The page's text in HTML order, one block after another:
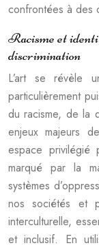
confrontées à des
Racisme et
discrimination
L’art se révèle
particulièrement
du racisme, de la
enjeux majeurs
espace privilégié
marqué par la
systèmes
nos sociétés et
interculturelle,
et inclusif. En